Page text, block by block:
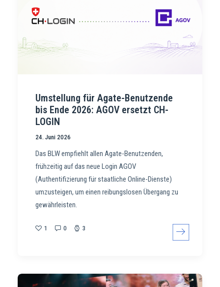
Umstellung für Agate-Benutzende
bis Ende 2026: AGOV ersetzt CH-
LOGIN
24. Juni 2026
Das BLW empfiehlt allen Agate-Benutzenden,
frühzeitig auf das neue Login AGOV
(Authentifizierung für staatliche Online-Dienste)
umzusteigen, um einen reibungslosen Übergang zu
gewährleisten.
1 0 3